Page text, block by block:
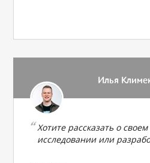
Илья
Хотите рассказать о
исследовании или